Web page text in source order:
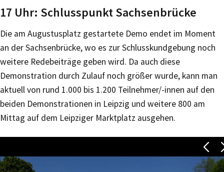
17 Uhr: Schlusspunkt Sachsenbrücke
Die am Augustusplatz gestartete Demo endet im Moment
an der Sachsenbrücke, wo es zur Schlusskundgebung noch
weitere Redebeiträge geben wird. Da auch diese
Demonstration durch Zulauf noch größer wurde, kann man
aktuell von rund 1.000 bis 1.200 Teilnehmer/-innen auf den
beiden Demonstrationen in Leipzig und weitere 800 am
Mittag auf dem Leipziger Marktplatz ausgehen.